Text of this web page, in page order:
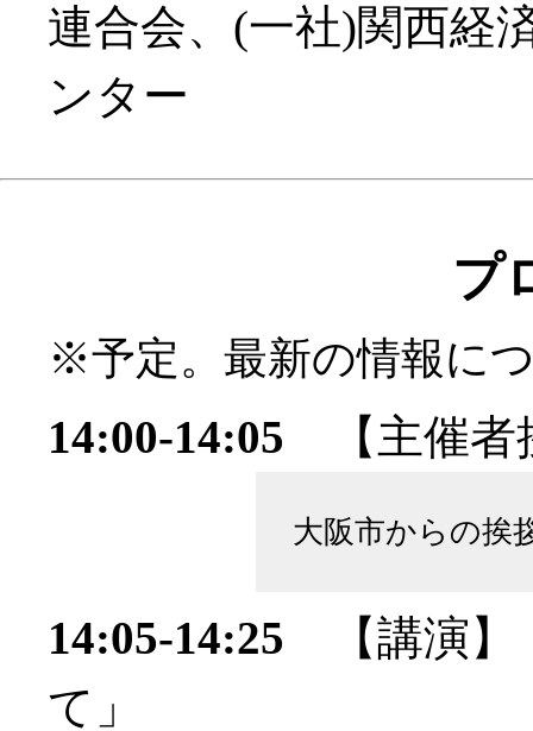
連合会、(一社)関西経
ンター
プ
※予定。最新の情報に
14:00-14:05 【主催者
大阪市からの挨
14:05-14:25 【講演】
て」